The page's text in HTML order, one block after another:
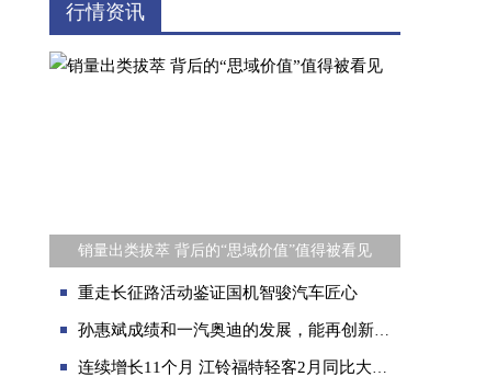
池商用车供应
行情资讯
销量出类拔萃 背后的“思域价值”值得被看见
重走长征路活动鉴证国机智骏汽车匠心
孙惠斌成绩和一汽奥迪的发展，能再创新高吗？
连续增长11个月 江铃福特轻客2月同比大增118.81%